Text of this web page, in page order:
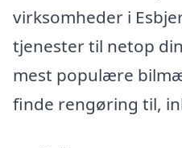
virksomheder i
tjenester til netop
mest populære
finde rengøring til,